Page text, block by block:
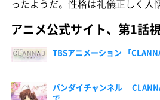
ったようだ。性格は礼儀正しく人
アニメ公式サイト、第1話
TBSアニメーション 「
バンダイチャンネル